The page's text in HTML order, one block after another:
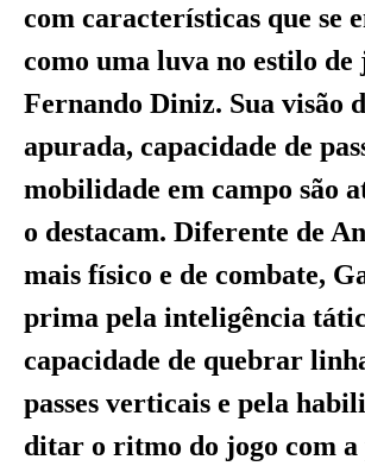
com características que se
como uma luva no estilo de
Fernando Diniz. Sua visão
apurada, capacidade de
mobilidade em campo são
o destacam. Diferente de
mais físico e de combate,
prima pela inteligência
capacidade de quebrar
passes verticais e pela
ditar o ritmo do jogo com a